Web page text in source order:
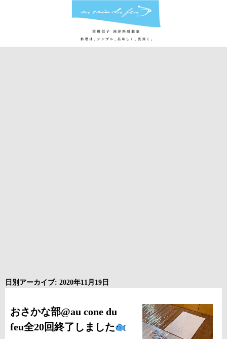
日別アーカイブ: 2020年11月19日
おさかな部@au cone du
feu全20回終了しました